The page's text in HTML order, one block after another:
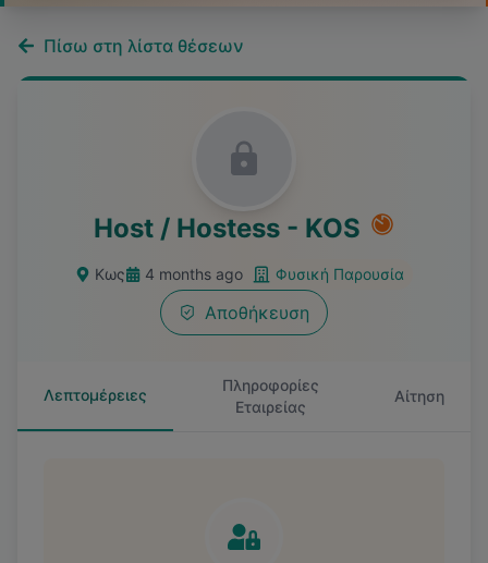
Πίσω στη λίστα θέσεων
Host / Hostess - KOS
Κως 4 months ago Φυσική Παρουσία
Αποθήκευση
Λεπτομέρειες
Πληροφορίες
Εταιρείας
Αίτηση